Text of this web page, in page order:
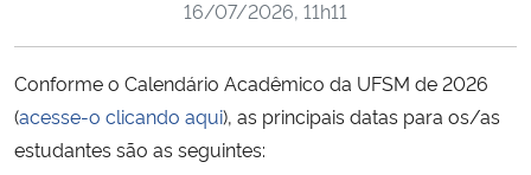
Ministério da Ciência, Tecnologia, Inovações e Comunicações
16/07/2026, 11h11
Conforme o Calendário Acadêmico da UFSM de 2026
(acesse-o clicando aqui), as principais datas para os/as
estudantes são as seguintes: